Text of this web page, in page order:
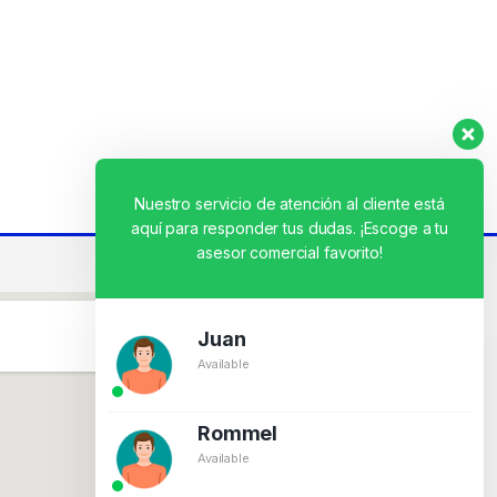
Nuestro servicio de atención al cliente está
aquí para responder tus dudas. ¡Escoge a tu
asesor comercial favorito!
Juan
Available
Rommel
Available